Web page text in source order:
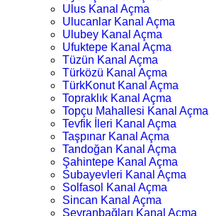
Ulus Kanal Açma
Ulucanlar Kanal Açma
Ulubey Kanal Açma
Ufuktepe Kanal Açma
Tüzün Kanal Açma
Türközü Kanal Açma
TürkKonut Kanal Açma
Topraklık Kanal Açma
Topçu Mahallesi Kanal Açma
Tevfik İleri Kanal Açma
Taşpınar Kanal Açma
Tandoğan Kanal Açma
Şahintepe Kanal Açma
Subayevleri Kanal Açma
Solfasol Kanal Açma
Sincan Kanal Açma
Seyranbağları Kanal Açma